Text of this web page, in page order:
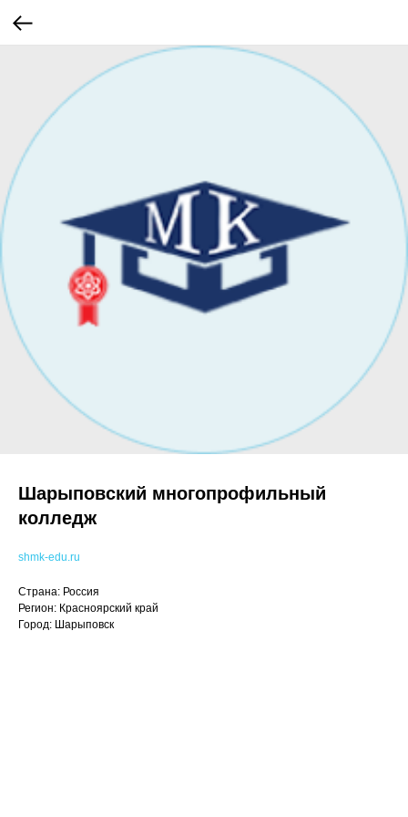
Шарыповский многопрофильный
колледж
shmk-edu.ru
Страна: Россия
Регион: Красноярский край
Город: Шарыповск